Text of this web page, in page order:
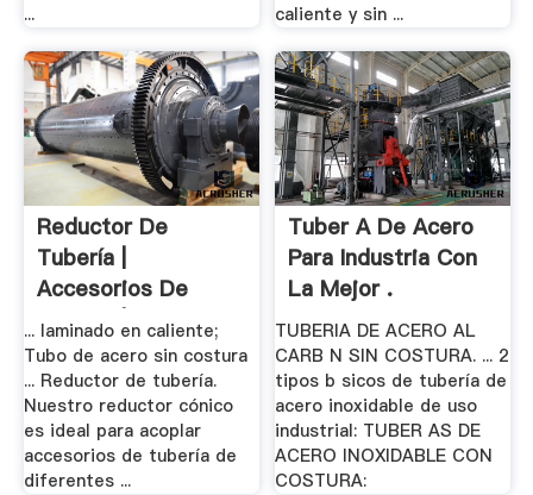
...
caliente y sin ...
Reductor De
Tubería |
Accesorios De
Tubería | .
... laminado en caliente;
Tubo de acero sin costura
... Reductor de tubería.
Nuestro reductor cónico
es ideal para acoplar
accesorios de tubería de
diferentes ...
Tuber A De Acero
Para Industria Con
La Mejor .
TUBERIA DE ACERO AL
CARB N SIN COSTURA. ... 2
tipos b sicos de tubería de
acero inoxidable de uso
industrial: TUBER AS DE
ACERO INOXIDABLE CON
COSTURA: